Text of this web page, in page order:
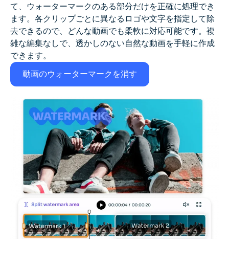
て、ウォーターマークのある部分だけを正確に処理でき
ます。各クリップごとに異なるロゴや文字を指定して除
去できるので、どんな動画でも柔軟に対応可能です。複
雑な編集なしで、透かしのない自然な動画を手軽に作成
できます。
動画のウォーターマークを消す